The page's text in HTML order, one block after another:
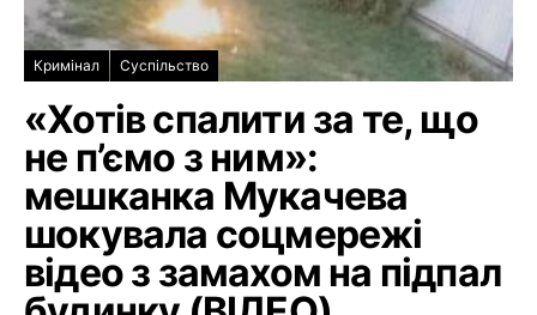
Кримінал Суспільство
«Хотів спалити за те, що
не п’ємо з ним»:
мешканка Мукачева
шокувала соцмережі
відео з замахом на підпал